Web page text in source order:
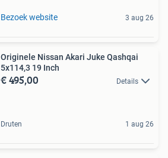
Bezoek website 3 aug 26
Originele Nissan Akari Juke Qashqai
5x114,3 19 Inch
€ 495,00 Details
Druten 1 aug 26